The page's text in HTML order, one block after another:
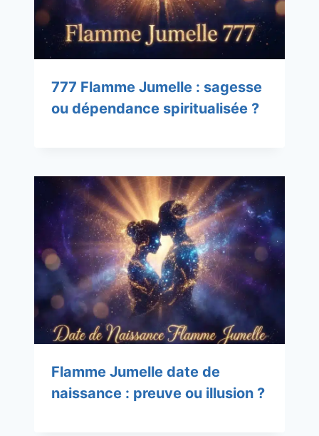
777 Flamme Jumelle : sagesse
ou dépendance spiritualisée ?
Flamme Jumelle date de
naissance : preuve ou illusion ?